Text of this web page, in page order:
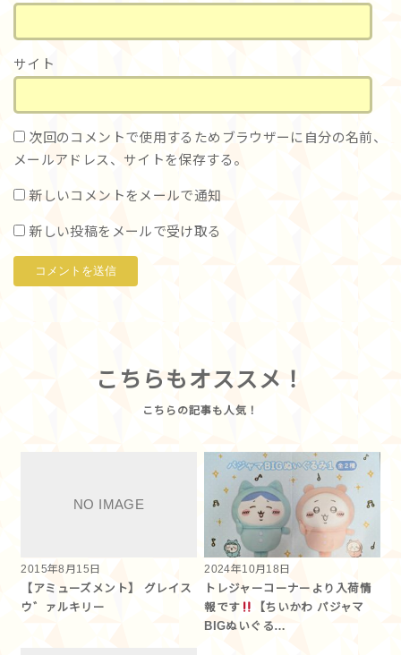
サイト
次回のコメントで使用するためブラウザーに自分の名前、
メールアドレス、サイトを保存する。
新しいコメントをメールで通知
新しい投稿をメールで受け取る
こちらもオススメ！
2015年8月15日
【アミューズメント】 グレイス
ウ゛ァルキリー
2024年10月18日
トレジャーコーナーより入荷情
報です
【ちいかわ パジャマ
BIGぬいぐる…